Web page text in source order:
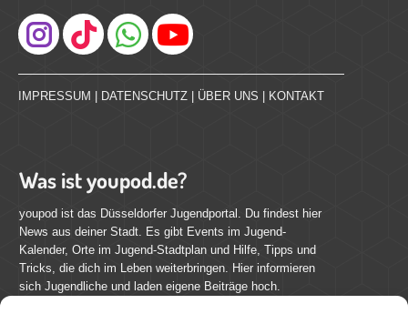
Instagram
IMPRESSUM DATENSCHUTZ ÜBER UNS KONTAKT
Was ist youpod.de?
youpod ist das Düsseldorfer Jugendportal. Du findest hier
News aus deiner Stadt. Es gibt Events im Jugend-
Kalender, Orte im Jugend-Stadtplan und Hilfe, Tipps und
Tricks, die dich im Leben weiterbringen. Hier informieren
sich Jugendliche und laden eigene Beiträge hoch.